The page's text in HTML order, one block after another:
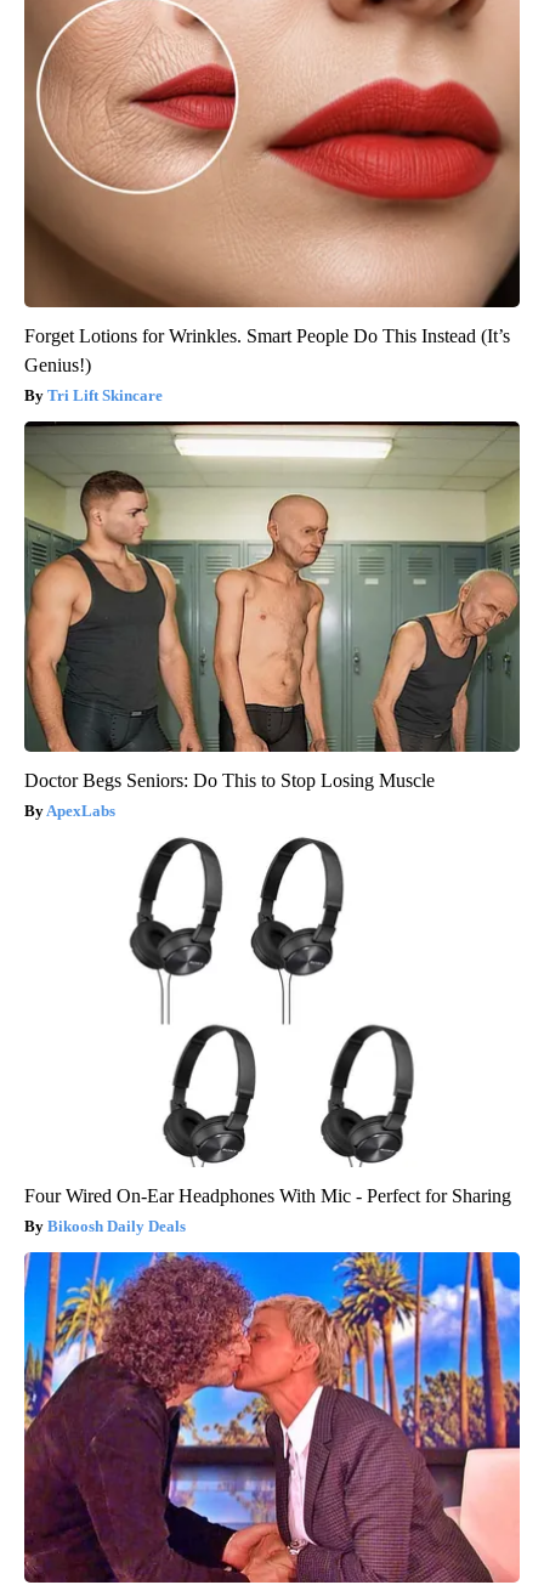
Forget Lotions for Wrinkles. Smart People Do This Instead (It’s
Genius!)
Tri Lift Skincare
Doctor Begs Seniors: Do This to Stop Losing Muscle
ApexLabs
Four Wired On-Ear Headphones With Mic - Perfect for Sharing
Bikoosh Daily Deals